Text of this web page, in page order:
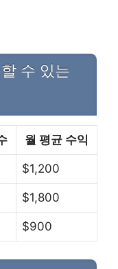
수 있는
월 평균 수익
$1,200
$1,800
$900